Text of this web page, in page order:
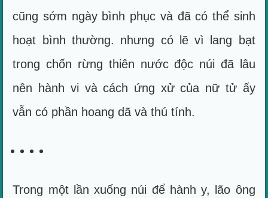
cũng sớm ngày bình phục và đã có thể sinh
hoạt bình thường. nhưng có lẽ vì lang bạt
trong chốn rừng thiên nước độc núi đã lâu
nên hành vi và cách ứng xử của nữ tử ấy
vẫn có phần hoang dã và thú tính.
Trong một lần xuống núi để hành y, lão ông